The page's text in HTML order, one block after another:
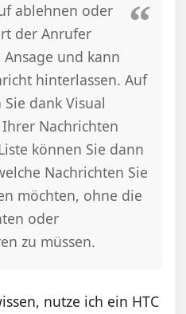
ablehnen oder
der Anrufer
und kann
hinterlassen. Auf
dank Visual
Nachrichten
können Sie dann
Nachrichten Sie
möchten, ohne die
oder
zu müssen.
nutze ich ein HTC